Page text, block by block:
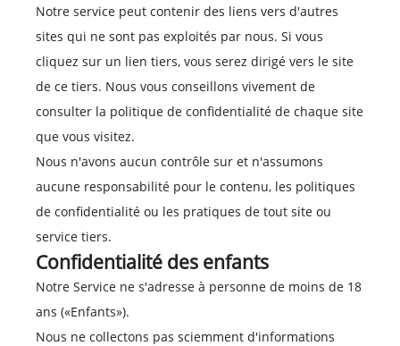
Notre service peut contenir des liens vers d'autres
sites qui ne sont pas exploités par nous. Si vous
cliquez sur un lien tiers, vous serez dirigé vers le site
de ce tiers. Nous vous conseillons vivement de
consulter la politique de confidentialité de chaque site
que vous visitez.
Nous n'avons aucun contrôle sur et n'assumons
aucune responsabilité pour le contenu, les politiques
de confidentialité ou les pratiques de tout site ou
service tiers.
Confidentialité des enfants
Notre Service ne s'adresse à personne de moins de 18
ans («Enfants»).
Nous ne collectons pas sciemment d'informations